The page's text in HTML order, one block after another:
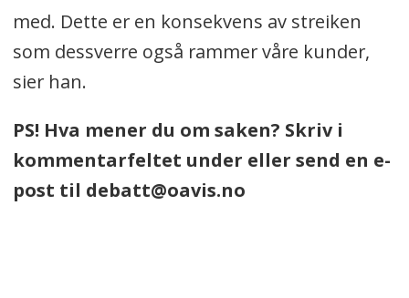
med. Dette er en konsekvens av streiken
som dessverre også rammer våre kunder,
sier han.
PS! Hva mener du om saken? Skriv i
kommentarfeltet under eller send en e-
post til debatt@oavis.no